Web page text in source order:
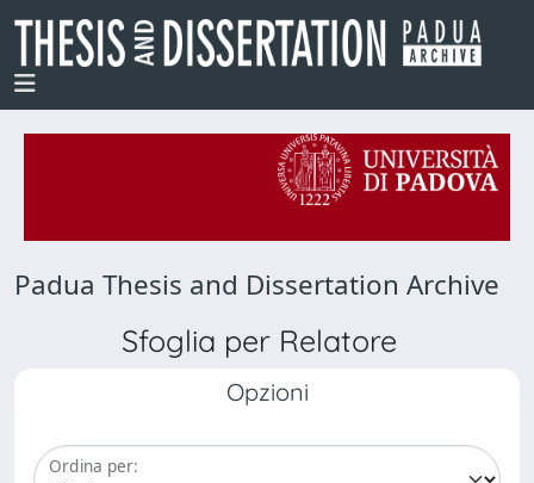
Padua Thesis and Dissertation Archive
Sfoglia per Relatore
Opzioni
Ordina per: